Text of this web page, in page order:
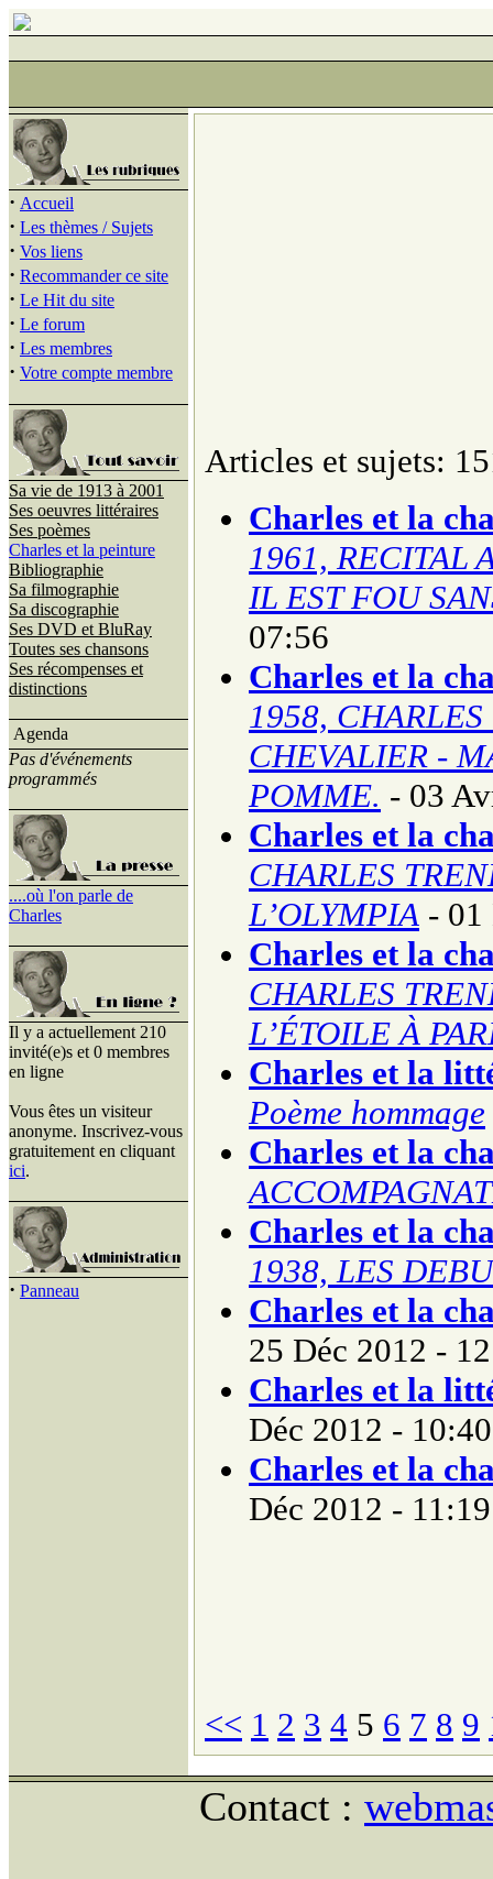
· Accueil
· Les thèmes / Sujets
· Vos liens
· Recommander ce site
· Le Hit du site
· Le forum
· Les membres
· Votre compte membre
Sa vie de 1913 à 2001
Ses oeuvres littéraires
Ses poèmes
Charles et la peinture
Bibliographie
Sa filmographie
Sa discographie
Ses DVD et BluRay
Toutes ses chansons
Ses récompenses et
distinctions
Agenda
Pas d'événements
programmés
....où l'on parle de
Charles
Il y a actuellement 210
invité(e)s et 0 membres
en ligne
Vous êtes un visiteur
anonyme. Inscrivez-vous
gratuitement en cliquant
ici.
· Panneau
Articles et sujets:
Charles et la
1961, RECITAL
IL EST FOU
07:56
Charles et la
1958,
CHEVALIER -
POMME. - 03
Charles et la
CHARLES
L’OLYMPIA - 01
Charles et la
CHARLES
L’ÉTOILE À
Charles et la
Poème hommage
Charles et la
Charles et la
1938, LES
Charles et la
25 Déc 2012 -
Charles et la
Déc 2012 - 10:40
Charles et la
Déc 2012 - 11:19
<< 1 2 3 4 5 6 7 8 9
Contact :